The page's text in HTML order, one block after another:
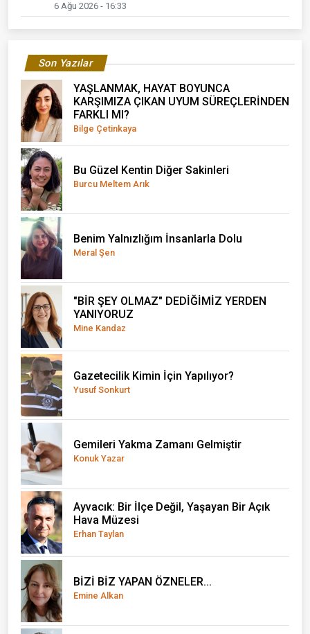
6 Ağu 2026 - 16:33
Son Yazılar
YAŞLANMAK, HAYAT BOYUNCA
KARŞIMIZA ÇIKAN UYUM SÜREÇLERİNDEN
FARKLI MI?
Bilge Çetinkaya
Bu Güzel Kentin Diğer Sakinleri
Burcu Meltem Arık
Benim Yalnızlığım İnsanlarla Dolu
Meral Şen
"BİR ŞEY OLMAZ" DEDİĞİMİZ YERDEN
YANIYORUZ
Mine Kandaz
Gazetecilik Kimin İçin Yapılıyor?
Yusuf Sonkurt
Gemileri Yakma Zamanı Gelmiştir
Konuk Yazar
Ayvacık: Bir İlçe Değil, Yaşayan Bir Açık
Hava Müzesi
Erhan Taylan
BİZİ BİZ YAPAN ÖZNELER...
Emine Alkan